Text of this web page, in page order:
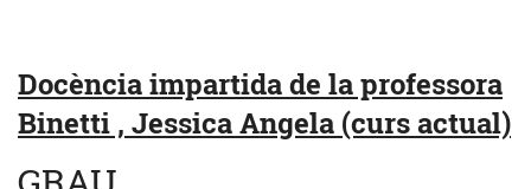
Docència impartida de la professora
Binetti , Jessica Angela (curs actual)